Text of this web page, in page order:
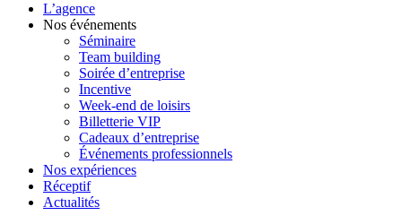
L’agence
Nos événements
Séminaire
Team building
Soirée d’entreprise
Incentive
Week-end de loisirs
Billetterie VIP
Cadeaux d’entreprise
Événements professionnels
Nos expériences
Réceptif
Actualités